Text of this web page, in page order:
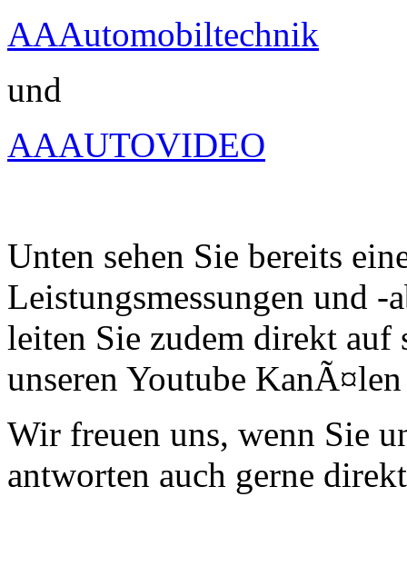
AAAutomobiltechnik
und
AAAUTOVIDEO
Unten sehen Sie bereits
Leistungsmessungen und -
leiten Sie zudem direkt auf
unseren Youtube
Wir freuen uns, wenn Sie
antworten auch gerne